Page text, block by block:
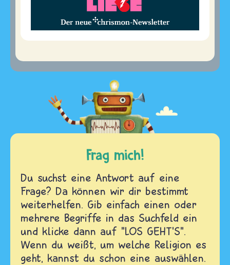
Frag mich!
Du suchst eine Antwort auf eine
Frage? Da können wir dir bestimmt
weiterhelfen. Gib einfach einen oder
mehrere Begriffe in das Suchfeld ein
und klicke dann auf "LOS GEHT'S".
Wenn du weißt, um welche Religion es
geht, kannst du schon eine auswählen.